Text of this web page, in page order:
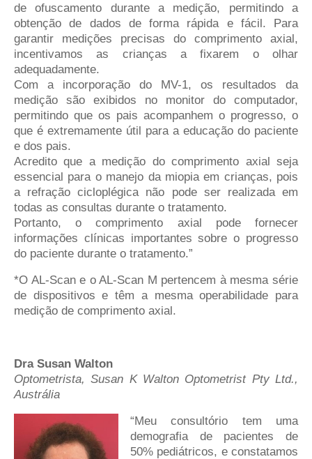
de ofuscamento durante a medição, permitindo a
obtenção de dados de forma rápida e fácil. Para
garantir medições precisas do comprimento axial,
incentivamos as crianças a fixarem o olhar
adequadamente.
Com a incorporação do MV-1, os resultados da
medição são exibidos no monitor do computador,
permitindo que os pais acompanhem o progresso, o
que é extremamente útil para a educação do paciente
e dos pais.
Acredito que a medição do comprimento axial seja
essencial para o manejo da miopia em crianças, pois
a refração cicloplégica não pode ser realizada em
todas as consultas durante o tratamento.
Portanto, o comprimento axial pode fornecer
informações clínicas importantes sobre o progresso
do paciente durante o tratamento.”
*O AL-Scan e o AL-Scan M pertencem à mesma série
de dispositivos e têm a mesma operabilidade para
medição de comprimento axial.
Dra Susan Walton
Optometrista, Susan K Walton Optometrist Pty Ltd.,
Austrália
“Meu consultório tem uma
demografia de pacientes de
50% pediátricos, e constatamos